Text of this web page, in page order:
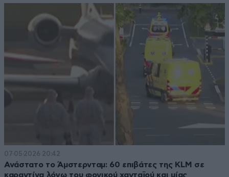
07·05·2026 20:42
Ανάστατο το Άμστερνταμ: 60 επιβάτες της KLM σε
καραντίνα λόγω του φονικού χανταϊού και μίας